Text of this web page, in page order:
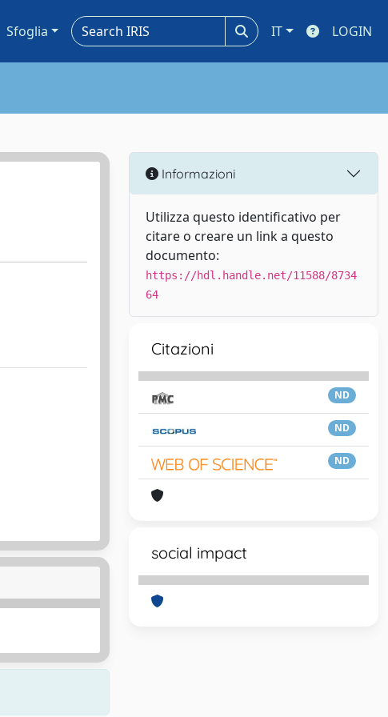
Sfoglia IT LOGIN
Informazioni
Utilizza questo identificativo per
citare o creare un link a questo
documento:
https://hdl.handle.net/11588/8734
64
Citazioni
ND
ND
ND
social impact